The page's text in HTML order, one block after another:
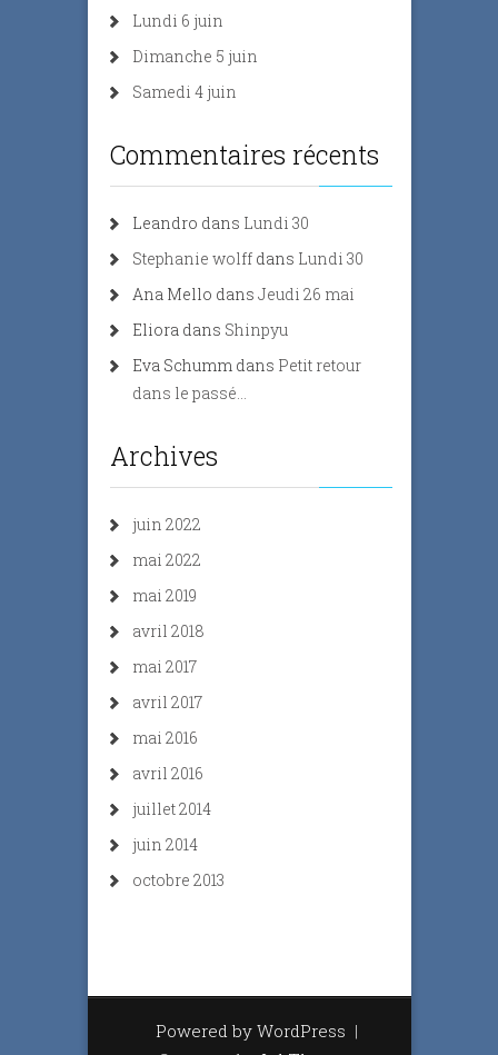
Lundi 6 juin
Dimanche 5 juin
Samedi 4 juin
Commentaires récents
Leandro dans Lundi 30
Stephanie wolff dans Lundi 30
Ana Mello dans Jeudi 26 mai
Eliora dans Shinpyu
Eva Schumm dans Petit retour
dans le passé…
Archives
juin 2022
mai 2022
mai 2019
avril 2018
mai 2017
avril 2017
mai 2016
avril 2016
juillet 2014
juin 2014
octobre 2013
Powered by WordPress |